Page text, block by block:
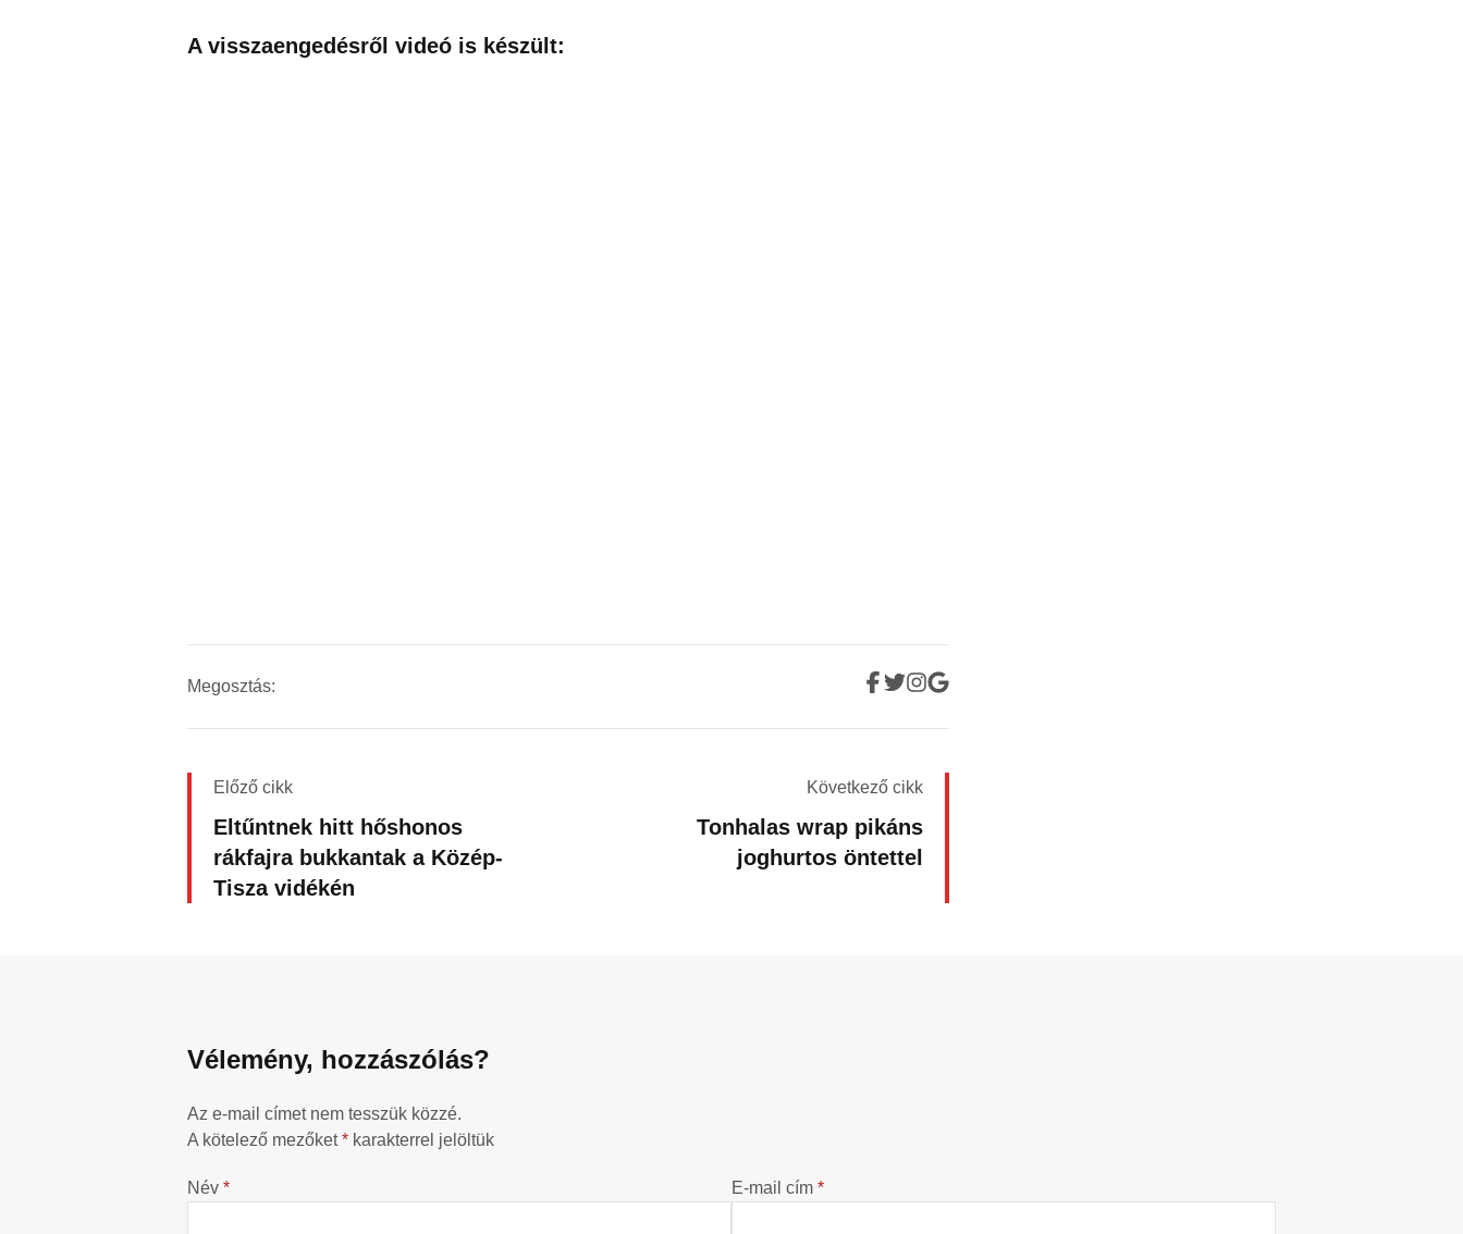
A visszaengedésről videó is készült:
Megosztás:
Előző cikk
Eltűntnek hitt hőshonos
rákfajra bukkantak a Közép-
Tisza vidékén
Következő cikk
Tonhalas wrap pikáns
joghurtos öntettel
Vélemény, hozzászólás?
Az e-mail címet nem tesszük közzé.
A kötelező mezőket* karakterrel jelöltük
Név * E-mail cím *